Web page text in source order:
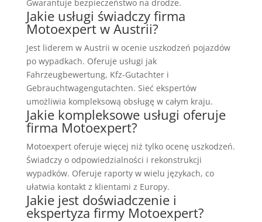
Gwarantuje bezpieczeństwo na drodze.
Jakie usługi świadczy firma
Motoexpert w Austrii?
Jest liderem w Austrii w ocenie uszkodzeń pojazdów
po wypadkach. Oferuje usługi jak
Fahrzeugbewertung, Kfz-Gutachter i
Gebrauchtwagengutachten. Sieć ekspertów
umożliwia kompleksową obsługę w całym kraju.
Jakie kompleksowe usługi oferuje
firma Motoexpert?
Motoexpert oferuje więcej niż tylko ocenę uszkodzeń.
Świadczy o odpowiedzialności i rekonstrukcji
wypadków. Oferuje raporty w wielu językach, co
ułatwia kontakt z klientami z Europy.
Jakie jest doświadczenie i
ekspertyza firmy Motoexpert?